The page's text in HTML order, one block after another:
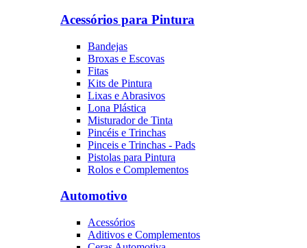
Acessórios para Pintura
Bandejas
Broxas e Escovas
Fitas
Kits de Pintura
Lixas e Abrasivos
Lona Plástica
Misturador de Tinta
Pincéis e Trinchas
Pinceis e Trinchas - Pads
Pistolas para Pintura
Rolos e Complementos
Automotivo
Acessórios
Aditivos e Complementos